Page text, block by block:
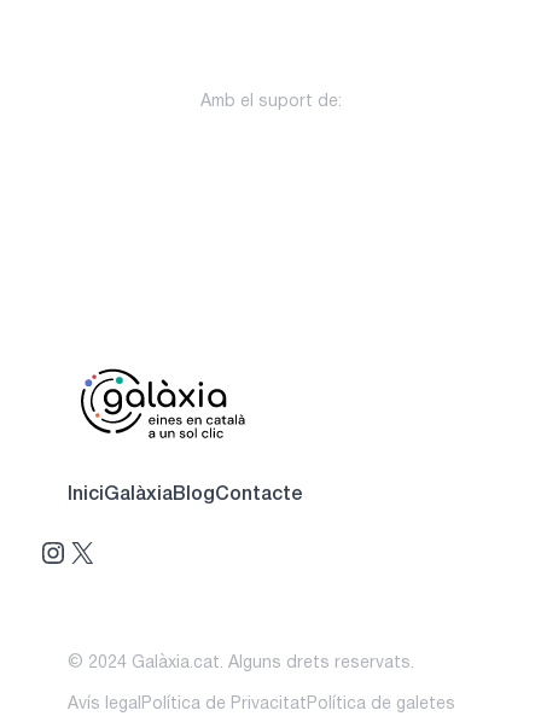
Amb el suport de:
IniciGalàxiaBlogContacte
Instagram
X
© 2024 Galàxia.cat. Alguns drets reservats.
Avís legal Política de Privacitat Política de galetes